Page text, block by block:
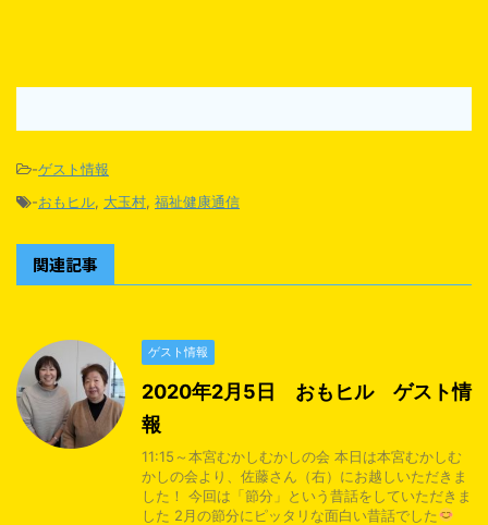
-ゲスト情報
-おもヒル, 大玉村, 福祉健康通信
関連記事
ゲスト情報
2020年2月5日 おもヒル ゲスト情
報
11:15～本宮むかしむかしの会 本日は本宮むかしむ
かしの会より、佐藤さん（右）にお越しいただきま
した！ 今回は「節分」という昔話をしていただきま
した 2月の節分にピッタリな面白い昔話でした